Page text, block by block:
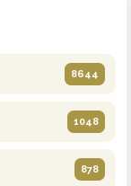
8644
1048
878